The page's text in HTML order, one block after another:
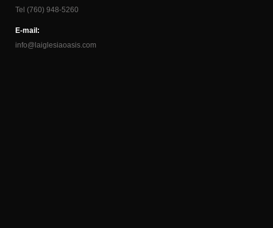
Tel (760) 948-5260
E-mail:
info@laiglesiaoasis.com